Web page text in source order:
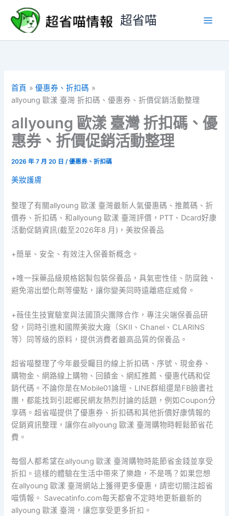
要
超省喵
首頁
優惠券、折扣碼
allyoung 歐漾 臺灣 折扣碼、優惠券、折價促銷活動整理
allyoung 歐漾 臺灣 折扣碼、優
惠券、折價促銷活動整理
2026 年 7 月 20 日/優惠券、折扣碼
美妝護膚
整理了有關allyoung 歐漾 臺灣最新人氣優惠碼、推薦碼、折
價券、折扣碼、和allyoung 歐漾 臺灣評價，PTT、Dcard好康
活動促銷資訊(截至2026年8 月)，美妝保養品
+簡單、安全、有效注入保養新概念。
+唯一採藥品級規格鋁製包裝保養品，具氣密性佳、防腐蝕、
避免溶出塑化劑等優點，讓你變美同時遠離癌症威脅。
+薇佳生技實驗室與法國頂尖團隊合作，專注尖端保養品研
發，同時引進和國際美妝大廠（SKII、Chanel、CLARINS
等）同等級的原料，提供消費者最高品質的保養品。
超省喵整理了今年最受矚目的線上折扣碼、序號、現金券、
購物金、網路線上購物、回饋金、網紅推薦、優惠代碼和促
銷代碼。不論你是在Mobile01論壇、LINE群組還是FB臉書社
團，都能找到引起鄉民網友熱烈討論的話題，例如Coupon分
享碼。超省喵提供了優惠券、折扣碼和其他折價好康情報的
促銷資訊整理，讓你在allyoung 歐漾 臺灣購物時輕鬆節省花
費。
每個人都希望在allyoung 歐漾 臺灣購物時能節省金錢並享受
折扣。這樣的體驗在生活中帶來了樂趣，不是嗎？如果您想
在allyoung 歐漾 臺灣網站上獲得更多優惠，請密切關注超省
喵情報。 Savecatinfo.com每天都會不定時地更新最新的
allyoung 歐漾 臺灣，讓您享受更多折扣。